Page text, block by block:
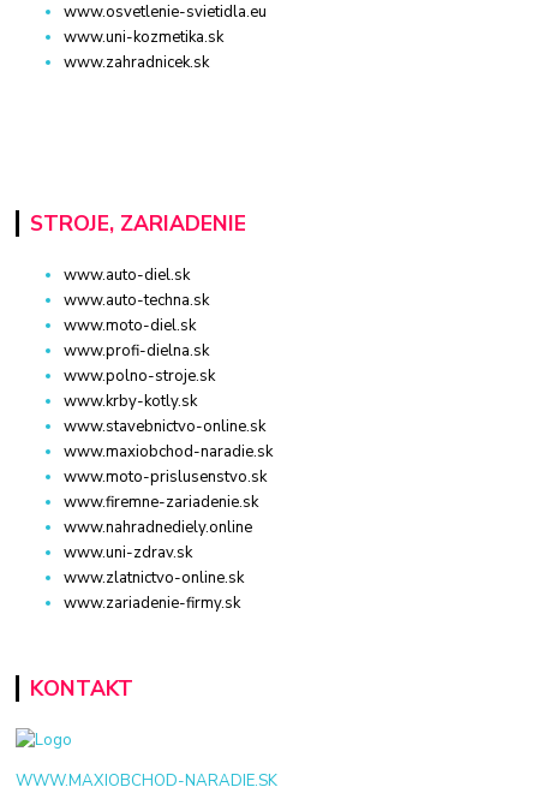
www.osvetlenie-svietidla.eu
www.uni-kozmetika.sk
www.zahradnicek.sk
STROJE, ZARIADENIE
www.auto-diel.sk
www.auto-techna.sk
www.moto-diel.sk
www.profi-dielna.sk
www.polno-stroje.sk
www.krby-kotly.sk
www.stavebnictvo-online.sk
www.maxiobchod-naradie.sk
www.moto-prislusenstvo.sk
www.firemne-zariadenie.sk
www.nahradnediely.online
www.uni-zdrav.sk
www.zlatnictvo-online.sk
www.zariadenie-firmy.sk
KONTAKT
WWW.MAXIOBCHOD-NARADIE.SK